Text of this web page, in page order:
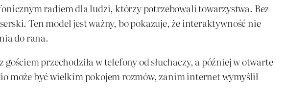
radiem dla ludzi, którzy potrzebowali towarzystwa. Bez
Ten model jest ważny, bo pokazuje, że interaktywność nie
do rana.
przechodziła w telefony od słuchaczy, a później w otwarte
może być wielkim pokojem rozmów, zanim internet wymyślił